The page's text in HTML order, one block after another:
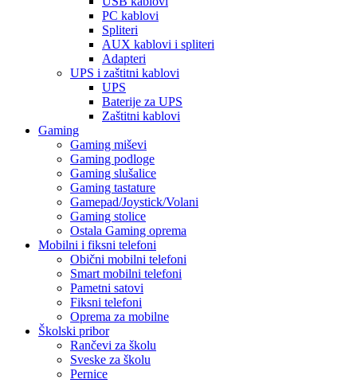
PC kablovi
Spliteri
AUX kablovi i spliteri
Adapteri
UPS i zaštitni kablovi
UPS
Baterije za UPS
Zaštitni kablovi
Gaming
Gaming miševi
Gaming podloge
Gaming slušalice
Gaming tastature
Gamepad/Joystick/Volani
Gaming stolice
Ostala Gaming oprema
Mobilni i fiksni telefoni
Obični mobilni telefoni
Smart mobilni telefoni
Pametni satovi
Fiksni telefoni
Oprema za mobilne
Školski pribor
Rančevi za školu
Sveske za školu
Pernice